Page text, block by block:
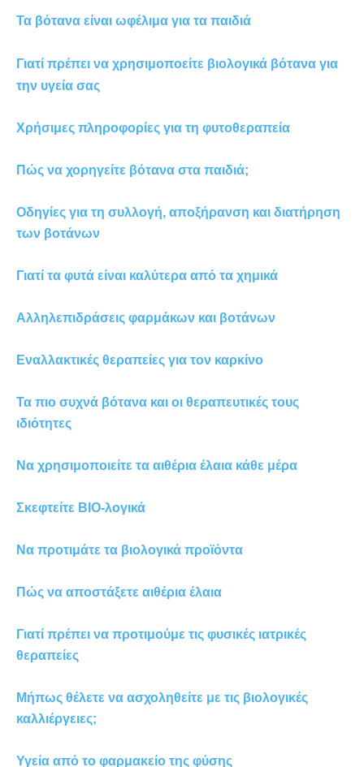
Τα βότανα είναι ωφέλιμα για τα παιδιά
Γιατί πρέπει να χρησιμοποείτε βιολογικά βότανα για
την υγεία σας
Χρήσιμες πληροφορίες για τη φυτοθεραπεία
Πώς να χορηγείτε βότανα στα παιδιά;
Οδηγίες για τη συλλογή, αποξήρανση και διατήρηση
των βοτάνων
Γιατί τα φυτά είναι καλύτερα από τα χημικά
Αλληλεπιδράσεις φαρμάκων και βοτάνων
Εναλλακτικές θεραπείες για τον καρκίνο
Τα πιο συχνά βότανα και οι θεραπευτικές τους
ιδιότητες
Να χρησιμοποιείτε τα αιθέρια έλαια κάθε μέρα
Σκεφτείτε ΒΙΟ-λογικά
Να προτιμάτε τα βιολογικά προϊόντα
Πώς να αποστάξετε αιθέρια έλαια
Γιατί πρέπει να προτιμούμε τις φυσικές ιατρικές
θεραπείες
Μήπως θέλετε να ασχοληθείτε με τις βιολογικές
καλλιέργειες;
Υγεία από το φαρμακείο της φύσης